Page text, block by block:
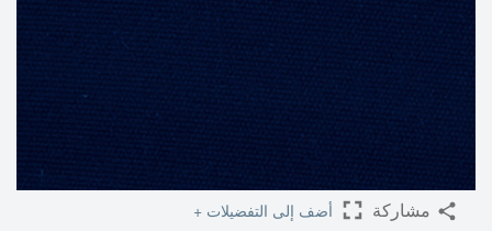
مشاركة أضف إلى التفضيلات +